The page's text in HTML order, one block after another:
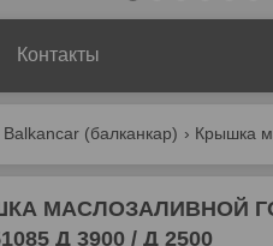
Контакты
Balkancar (балканкар)
МАСЛОЗАЛИВНОЙ
Д 3900 / Д 2500